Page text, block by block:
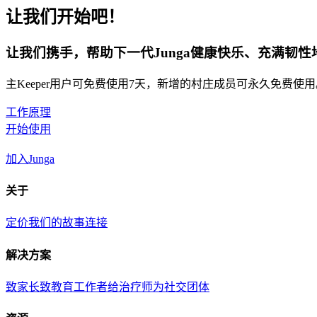
让我们开始吧！
让我们携手，帮助下一代Junga健康快乐、充满韧性
主Keeper用户可免费使用7天，新增的村庄成员可永久免费使用
工作原理
开始使用
加入Junga
关于
定价我们的故事连接
解决方案
致家长致教育工作者给治疗师为社交团体